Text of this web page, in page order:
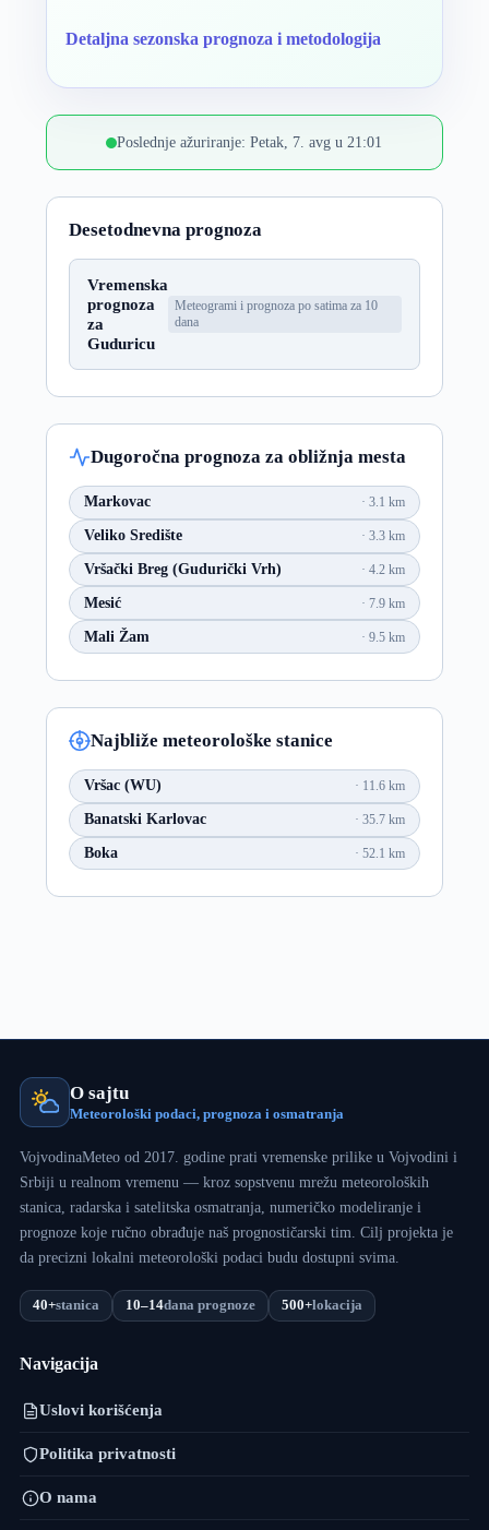
Detaljna sezonska prognoza i metodologija
Poslednje ažuriranje: Petak, 7. avg u 21:01
Desetodnevna prognoza
Vremenska
prognoza
za
Guduricu
Meteogrami i prognoza po satima za 10
dana
Dugoročna prognoza za obližnja mesta
Markovac 3.1 km
Veliko Središte 3.3 km
Vršački Breg (Gudurički Vrh) 4.2 km
Mesić 7.9 km
Mali Žam 9.5 km
Najbliže meteorološke stanice
Vršac (WU) 11.6 km
Banatski Karlovac 35.7 km
Boka 52.1 km
O sajtu
Meteorološki podaci, prognoza i osmatranja
VojvodinaMeteo od 2017. godine prati vremenske prilike u Vojvodini i
Srbiji u realnom vremenu — kroz sopstvenu mrežu meteoroloških
stanica, radarska i satelitska osmatranja, numeričko modeliranje i
prognoze koje ručno obrađuje naš prognostičarski tim. Cilj projekta je
da precizni lokalni meteorološki podaci budu dostupni svima.
40+stanica 10–14dana prognoze 500+lokacija
Navigacija
Uslovi korišćenja
Politika privatnosti
O nama